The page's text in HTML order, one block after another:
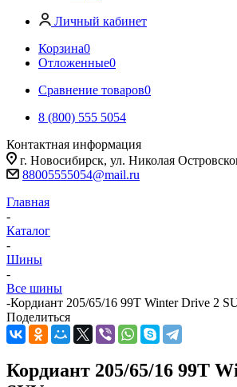
Личный кабинет
Корзина0
Отложенные0
Сравнение товаров0
8 (800) 555 5054
Контактная информация
г. Новосибирск, ул. Николая
88005555054@mail.ru
Главная
-
Каталог
-
Шины
-
Все шины
-Кордиант 205/65/16 99T Winter Drive 2
Поделиться
Кордиант 205/65/16 99T